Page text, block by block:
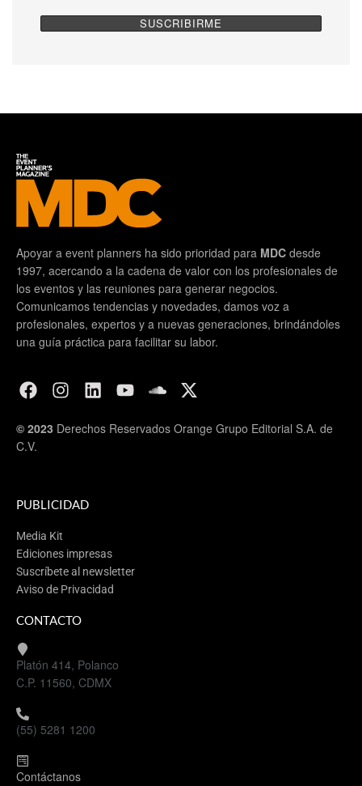
Apoyar a event planners ha sido prioridad para MDC desde
1997, acercando a la cadena de valor con los profesionales de
los eventos y las reuniones para generar negocios.
Comunicamos tendencias y novedades, damos voz a
profesionales, expertos y a nuevas generaciones, brindándoles
una guía práctica para facilitar su labor.
© 2023 Derechos Reservados Orange Grupo Editorial S.A. de
C.V.
PUBLICIDAD
Media Kit
Ediciones impresas
Suscríbete al newsletter
Aviso de Privacidad
CONTACTO
Platón 414, Polanco
C.P. 11560, CDMX
(55) 5281 1200
Contáctanos